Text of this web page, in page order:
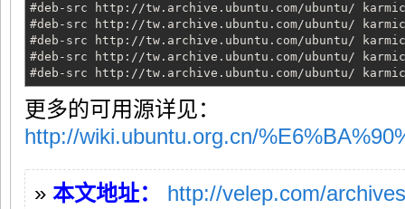
#deb-src http://tw.archive.ubuntu.com/ubuntu/
#deb-src http://tw.archive.ubuntu.com/ubuntu/
#deb-src http://tw.archive.ubuntu.com/ubuntu/
#deb-src http://tw.archive.ubuntu.com/ubuntu/
#deb-src http://tw.archive.ubuntu.com/ubuntu/
更多的可用源详见：
http://wiki.ubuntu.org.cn/
» 本文地址：
http://velep.com/